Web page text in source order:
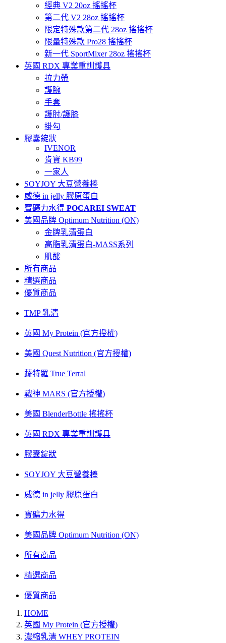
經典 V2 20oz 搖搖杯
第二代 V2 28oz 搖搖杯
限定特殊款第二代 28oz 搖搖杯
限量特殊款 Pro28 搖搖杯
新一代 SportMixer 28oz 搖搖杯
英國 RDX 專業重訓護具
拉力帶
護腕
手套
護肘/護膝
掛勾
膠囊錠狀
IVENOR
肯寶 KB99
一家人
SOYJOY 大豆營養棒
威德 in jelly 膠原蛋白
寶礦力水得 POCAREI SWEAT
美國品牌 Optimum Nutrition (ON)
金牌乳清蛋白
高脂乳清蛋白-MASS系列
肌酸
所有商品
精選商品
優質商品
TMP 乳清
英國 My Protein (官方授權)
美國 Quest Nutrition (官方授權)
蔬特羅 True Terral
戰神 MARS (官方授權)
美國 BlenderBottle 搖搖杯
英國 RDX 專業重訓護具
膠囊錠狀
SOYJOY 大豆營養棒
威德 in jelly 膠原蛋白
寶礦力水得
美國品牌 Optimum Nutrition (ON)
所有商品
精選商品
優質商品
HOME
英國 My Protein (官方授權)
濃縮乳清 WHEY PROTEIN